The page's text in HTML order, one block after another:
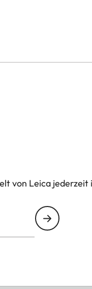
steht.
von Leica